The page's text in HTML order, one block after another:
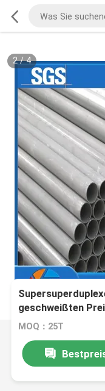
2/4
geschweißten
Tonne
MOQ：25T